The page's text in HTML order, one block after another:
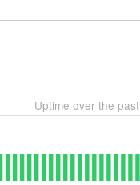
Uptime over the past